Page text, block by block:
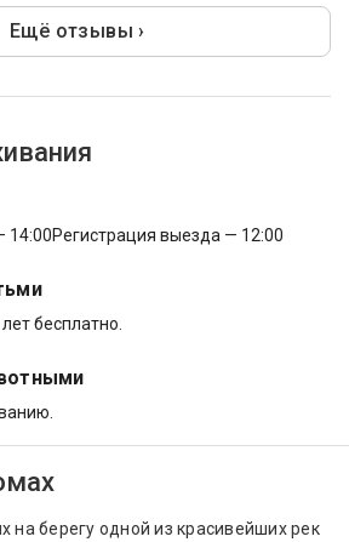
Ещё отзывы ›
14:00Регистрация выезда — 12:00
бесплатно.
на берегу одной из красивейших рек